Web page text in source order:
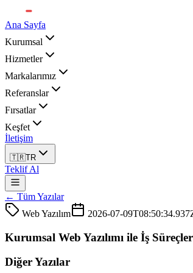
Ana Sayfa
Kurumsal
Hizmetler
Markalarımız
Referanslar
Fırsatlar
Keşfet
İletişim
🇹🇷TR
Teklif Al
← Tüm Yazılar
Web Yazılım
2026-07-
Kurumsal Web Yazılımı ile İş
Diğer Yazılar